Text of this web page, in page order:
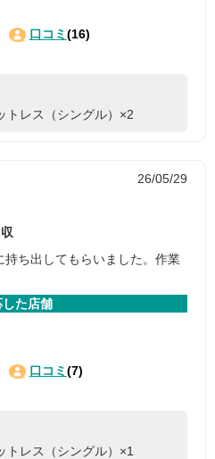
口コミ (16)
トレス（シングル）×2
26/05/29
ち出してもらいました。作業
した店舗
口コミ (7)
トレス（シングル）×1